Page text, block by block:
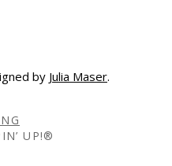
by Julia Maser.
UP!®